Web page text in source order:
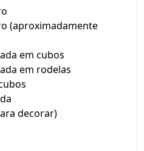
(aproximadamente
em cubos
em rodelas
decorar)